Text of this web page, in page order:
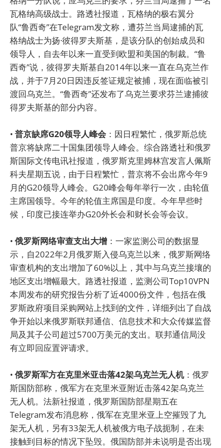
瓦格纳高级战士。路透社报道，瓦格纳的极右翼分
队“鲁西奇”在Telegram发文称，遭芬兰当局逮捕的瓦
格纳战士为扬·彼得罗夫斯基，是该分队的创始成员和
领导人，自去年以来一直受到欧盟和美国的制裁。“鲁
西奇”说，彼得罗夫斯基自2014年以来一直在乌克兰作
战，并于7月20日因违反签证规定被捕，现在面临被引
渡回乌克兰。“鲁西奇”还发布了乌克兰要求芬兰逮捕彼
得罗夫斯基的部分内容。
• 普京缺席G20领导人峰会 ：因日程繁忙，俄罗斯总统
普京将缺席二十国集团领导人峰会。综合路透社和俄罗
斯国际文传电讯社报道，俄罗斯克里姆林宫发言人佩斯
科夫星期五说，由于日程繁忙，普京将不会出席今年9
月的G20领导人峰会。G20峰会每年举行一次，由轮值
主席国领导。今年的轮值主席国是印度。今年早些时
候，印度已接连举办G20外长会和财长会等会议。
• 俄罗斯网络审查支出大增 ：一家监测公司的数据显
示，自2022年2月俄罗斯入侵乌克兰以来，俄罗斯网络
审查机构的支出增加了60%以上，其中与乌克兰接壤的
地区支出增幅最大。路透社报道，监测公司Top10VPN
本周发布的研究报告分析了近4000份文件，包括在俄
罗斯政府项目采购网站上找到的文件，详细列出了自战
争开始以来俄罗斯联邦通信、信息技术和大众传媒监督
局及其子公司超过5700万美元的支出。联邦通信局没
有立即回应置评请求。
• 俄罗斯军方在克里米亚击落42架乌克兰无人机：俄罗
斯国防部称，俄军方在克里米亚附近击落42架乌克兰
无人机。法新社报道，俄罗斯国防部星期五在
Telegram发布消息称，俄军在克里米亚上空摧毁了九
架无人机，另有33架无人机被俄方电子战扼制，在未
接触到目标的情况下坠毁。俄国防部并未说明是否出现